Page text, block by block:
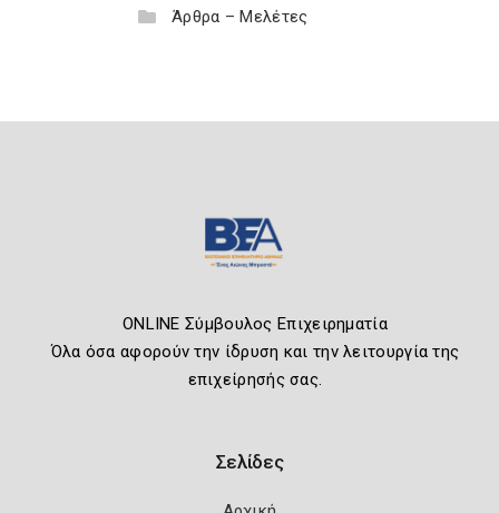
Άρθρα – Μελέτες
ONLINE Σύμβουλος Επιχειρηματία
Όλα όσα αφορούν την ίδρυση και την λειτουργία της
επιχείρησής σας.
Σελίδες